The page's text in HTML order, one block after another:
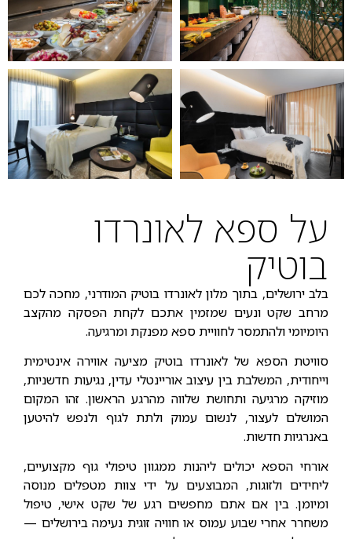
על ספא לאונרדו
בוטיק
בלב ירושלים, בתוך מלון לאונרדו בוטיק המודרני, מחכה לכם
מרחב שקט ונעים שמזמין אתכם לקחת הפסקה מהקצב
היומיומי ולהתמסר לחוויית ספא מפנקת ומרגיעה.
סוויטת הספא של לאונרדו בוטיק מציעה אווירה אינטימית
וייחודית, המשלבת בין עיצוב אוריינטלי עדין, נגיעות חדשניות,
מוזיקה מרגיעה ותחושת שלווה מהרגע הראשון. זהו המקום
המושלם לעצור, לנשום עמוק ולתת לגוף ולנפש להיטען
באנרגיות חדשות.
אורחי הספא יכולים ליהנות ממגוון טיפולי גוף מקצועיים,
ליחידים ולזוגות, המבוצעים על ידי צוות מטפלים מנוסה
ומיומן. בין אם אתם מחפשים רגע של שקט אישי, טיפול
משחרר אחרי שבוע עמוס או חוויה זוגית נעימה בירושלים —